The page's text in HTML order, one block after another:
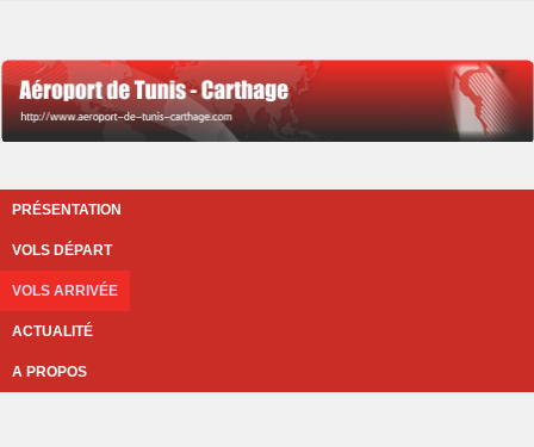
PRÉSENTATION
VOLS DÉPART
VOLS ARRIVÉE
ACTUALITÉ
A PROPOS